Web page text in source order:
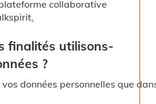
collaborative
.
finalités utilisons-
?
vos données personnelles que